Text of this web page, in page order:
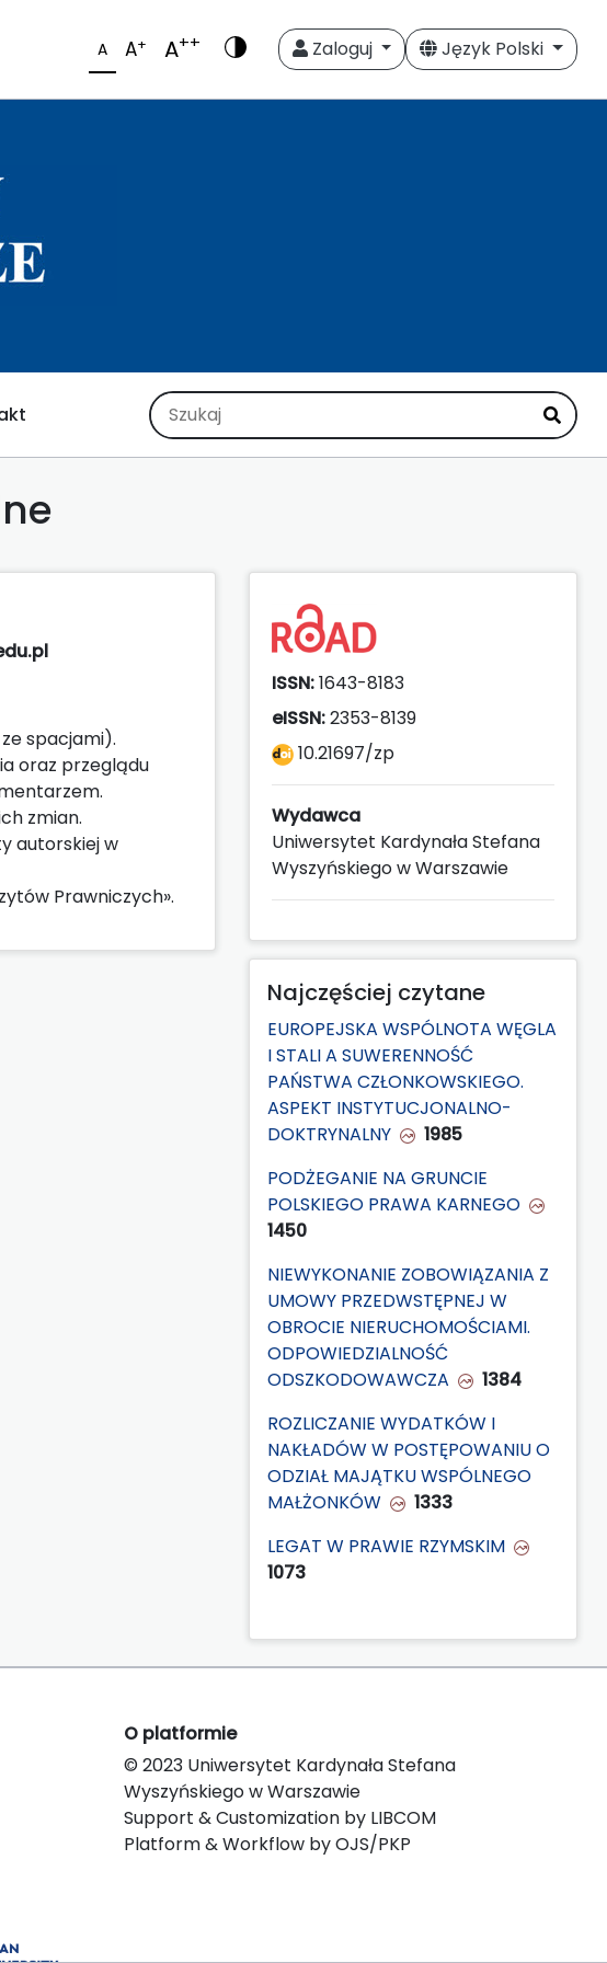
A A+ A++ Zaloguj Język Polski
spacjami).
oraz przeglądu
zmian.
autorskiej w
Prawniczych».
ISSN:1643-8183
eISSN:2353-8139
10.21697/zp
Wydawca
Uniwersytet Kardynała Stefana
Wyszyńskiego w Warszawie
Najczęściej czytane
EUROPEJSKA WSPÓLNOTA WĘGLA
I STALI A SUWERENNOŚĆ
PAŃSTWA CZŁONKOWSKIEGO.
ASPEKT INSTYTUCJONALNO-
DOKTRYNALNY
1985
PODŻEGANIE NA GRUNCIE
POLSKIEGO PRAWA KARNEGO
1450
NIEWYKONANIE ZOBOWIĄZANIA Z
UMOWY PRZEDWSTĘPNEJ W
OBROCIE NIERUCHOMOŚCIAMI.
ODPOWIEDZIALNOŚĆ
ODSZKODOWAWCZA
1384
ROZLICZANIE WYDATKÓW I
NAKŁADÓW W POSTĘPOWANIU O
ODZIAŁ MAJĄTKU WSPÓLNEGO
MAŁŻONKÓW
1333
LEGAT W PRAWIE RZYMSKIM
1073
O platformie
© 2023 Uniwersytet Kardynała Stefana
Wyszyńskiego w Warszawie
Support & Customization by LIBCOM
Platform & Workflow by OJS/PKP